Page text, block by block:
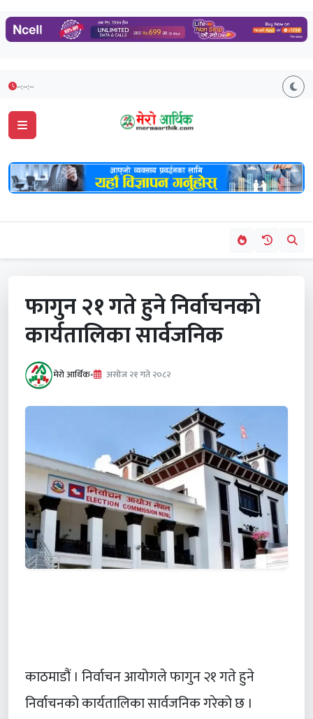
--:--:--
फागुन २१ गते हुने निर्वाचनको
कार्यतालिका सार्वजनिक
मेरो आर्थिक• असाेज २१ गते २०८२
काठमाडौं । निर्वाचन आयोगले फागुन २१ गते हुने
निर्वाचनको कार्यतालिका सार्वजनिक गरेको छ ।